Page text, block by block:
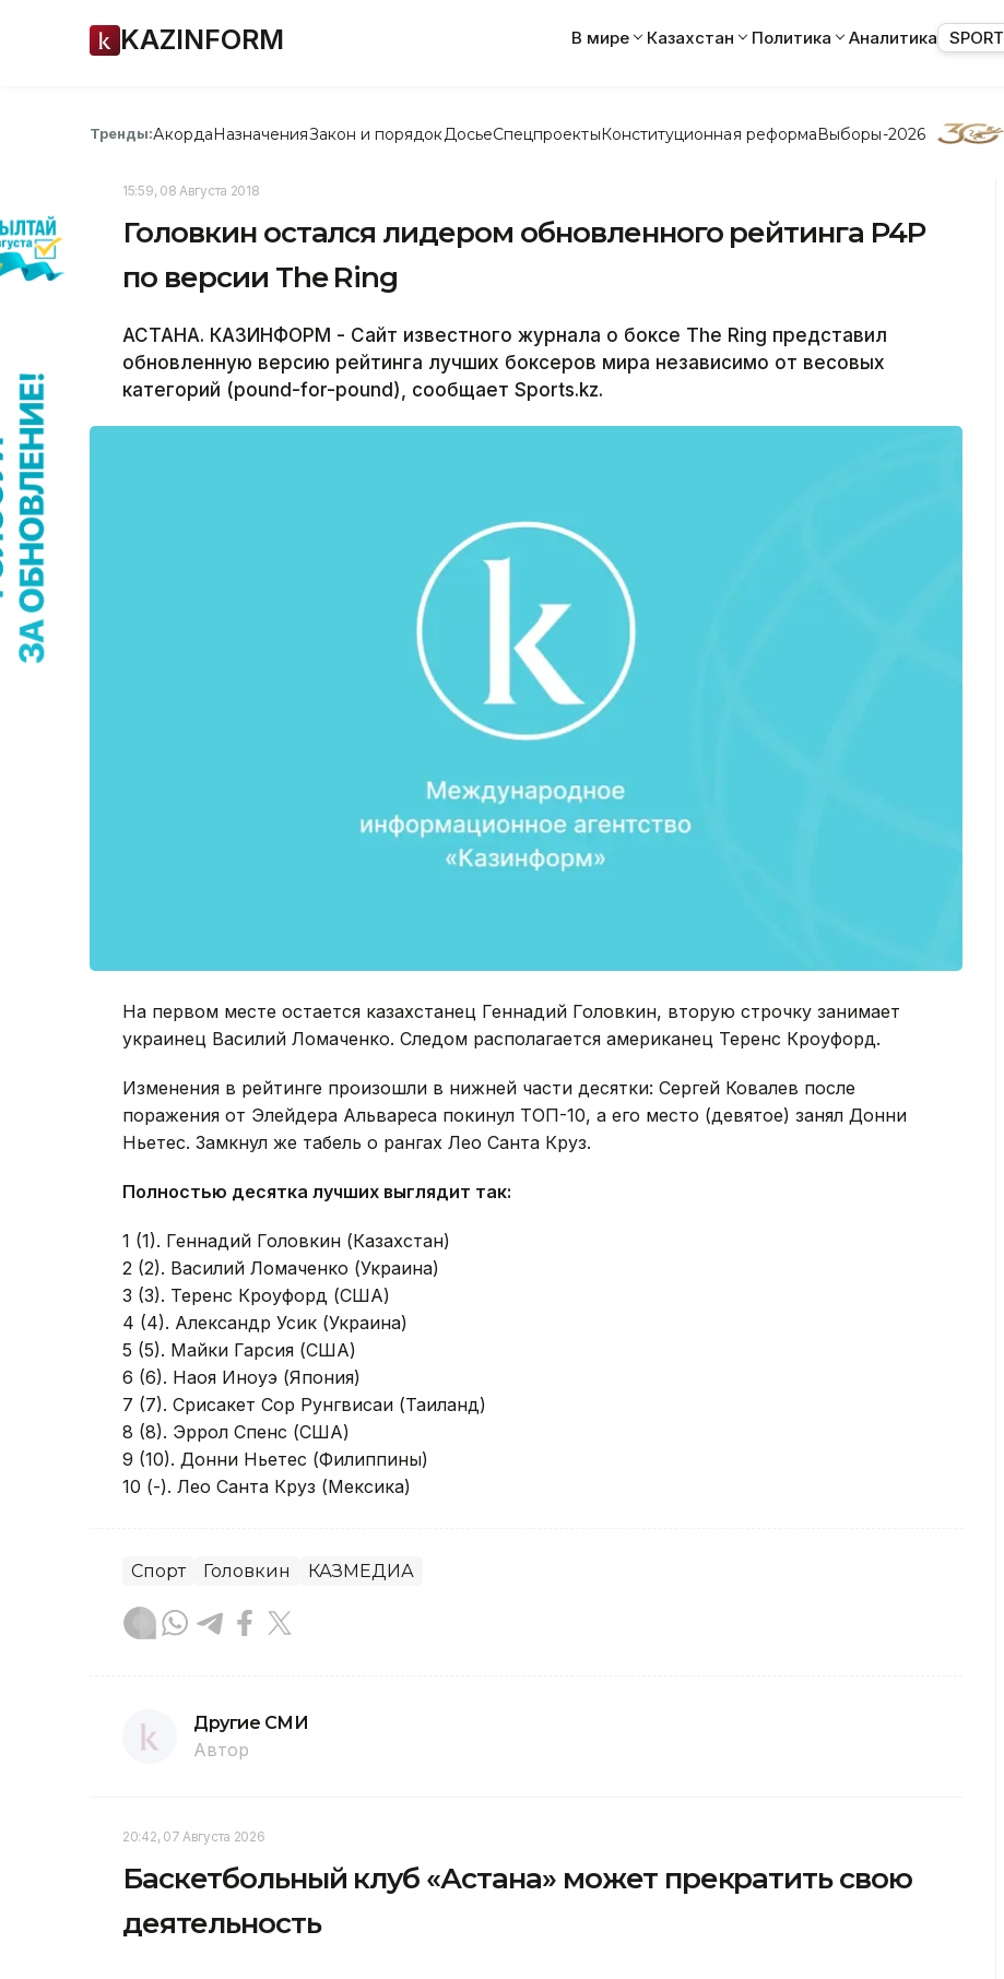
KAZINFORM В мире Казахстан Политика Аналитика SPORT
Тренды:АкордаНазначенияЗакон и порядок ДосьеСпецпроектыКонституционная реформаВыборы-2026
15:59, 08 Августа 2018
Головкин остался лидером обновленного рейтинга P4P
по версии The Ring
АСТАНА. КАЗИНФОРМ - Сайт известного журнала о боксе The Ring представил
обновленную версию рейтинга лучших боксеров мира независимо от весовых
категорий (pound-for-pound), сообщает Sports.kz.
На первом месте остается казахстанец Геннадий Головкин, вторую строчку занимает
украинец Василий Ломаченко. Следом располагается американец Теренс Кроуфорд.
Изменения в рейтинге произошли в нижней части десятки: Сергей Ковалев после
поражения от Элейдера Альвареса покинул ТОП-10, а его место (девятое) занял Донни
Ньетес. Замкнул же табель о рангах Лео Санта Круз.
Полностью десятка лучших выглядит так:
1 (1). Геннадий Головкин (Казахстан)
2 (2). Василий Ломаченко (Украина)
3 (3). Теренс Кроуфорд (США)
4 (4). Александр Усик (Украина)
5 (5). Майки Гарсия (США)
6 (6). Наоя Иноуэ (Япония)
7 (7). Срисакет Сор Рунгвисаи (Таиланд)
8 (8). Эррол Спенс (США)
9 (10). Донни Ньетес (Филиппины)
10 (-). Лео Санта Круз (Мексика)
Спорт Головкин КАЗМЕДИА
Другие СМИ
Автор
20:42, 07 Августа 2026
Баскетбольный клуб «Астана» может прекратить свою
деятельность